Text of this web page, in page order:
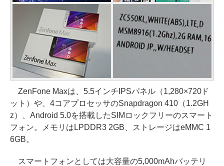
ZenFone Maxは、5.5インチIPSパネル（1,280×720ド
ット）や、4コアプロセッサのSnapdragon 410（1.2GH
z）、Android 5.0を搭載したSIMロックフリーのスマート
フォン。メモリはLPDDR3 2GB、ストレージはeMMC 1
6GB。
スマートフォンとしては大容量の5,000mAhバッテリ